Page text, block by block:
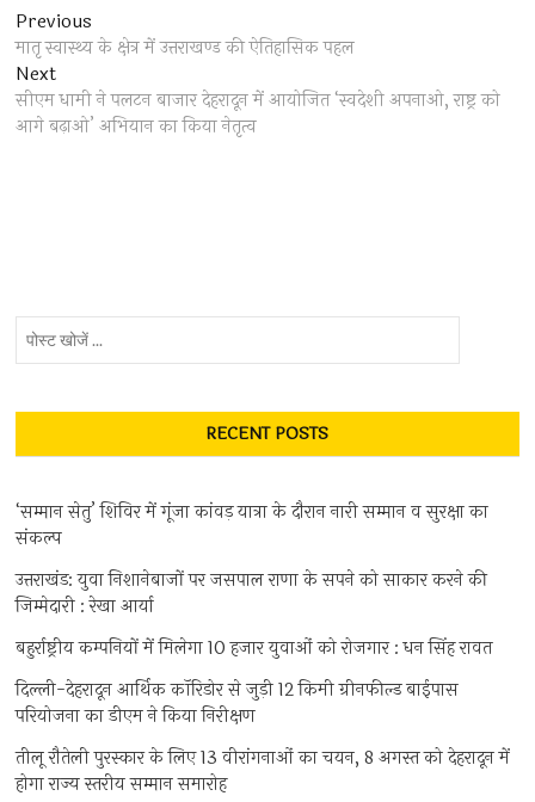
Post
navigation
Previous
post:
मातृ स्वास्थ्य के क्षेत्र में उत्तराखण्ड की ऐतिहासिक पहल
NextNext
post:
सीएम धामी ने पलटन बाजार देहरादून में आयोजित ‘स्वदेशी अपनाओ, राष्ट्र को
आगे बढ़ाओ’ अभियान का किया नेतृत्व
RECENT POSTS
‘सम्मान सेतु’ शिविर में गूंजा कांवड़ यात्रा के दौरान नारी सम्मान व सुरक्षा का
संकल्प
उत्तराखंड: युवा निशानेबाजों पर जसपाल राणा के सपने को साकार करने की
जिम्मेदारी : रेखा आर्या
बहुर्राष्ट्रीय कम्पनियों में मिलेगा 10 हजार युवाओं को रोजगार : धन सिंह रावत
दिल्ली-देहरादून आर्थिक कॉरिडोर से जुड़ी 12 किमी ग्रीनफील्ड बाईपास
परियोजना का डीएम ने किया निरीक्षण
तीलू रौतेली पुरस्कार के लिए 13 वीरांगनाओं का चयन, 8 अगस्त को देहरादून में
होगा राज्य स्तरीय सम्मान समारोह